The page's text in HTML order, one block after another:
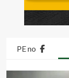
PE no